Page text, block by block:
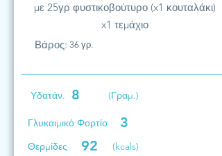
με 25γρ φυστικοβούτυρο (x1 κουταλάκι)
x1 τεμάχιο
Βάρος: 36 γρ.
Υδατάν. 8 (Γραμ.)
Γλυκαιμικό Φορτίο 3
Θερμίδες 92 (kcals)